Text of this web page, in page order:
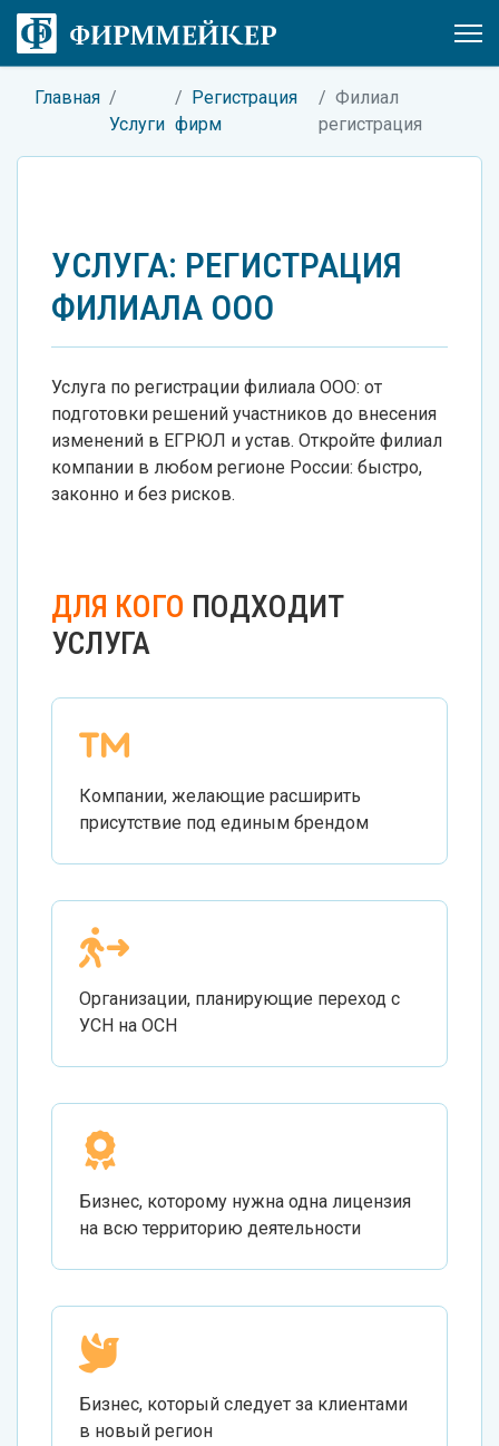
Главная
Услуги
Регистрация
фирм
Филиал
регистрация
УСЛУГА: РЕГИСТРАЦИЯ
ФИЛИАЛА ООО
Услуга по регистрации филиала ООО: от
подготовки решений участников до внесения
изменений в ЕГРЮЛ и устав. Откройте филиал
компании в любом регионе России: быстро,
законно и без рисков.
ДЛЯ КОГО ПОДХОДИТ
УСЛУГА
Компании, желающие расширить
присутствие под единым брендом
Организации, планирующие переход с
УСН на ОСН
Бизнес, которому нужна одна лицензия
на всю территорию деятельности
Бизнес, который следует за клиентами
в новый регион